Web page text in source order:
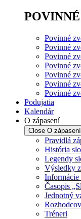
Povinné
Povinné
Povinné
Povinné
Povinné
Povinné
Povinné
Podujatia
Kalendár
O zápasení
Close O zápasení
Pravidlá
História
Legendy
Výsledky
Časopis
Jednotný
Tréneri